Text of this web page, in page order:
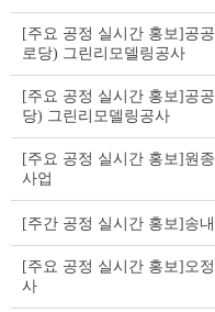
건
립
리
스
테
이
블
[주요 공정 실시간 홍보]공
로당) 그린리모델링공사
[주요 공정 실시간 홍보]공
당) 그린리모델링공사
[주요 공정 실시간 홍보]원
사업
[주간 공정 실시간 홍보]송
[주요 공정 실시간 홍보]오
사